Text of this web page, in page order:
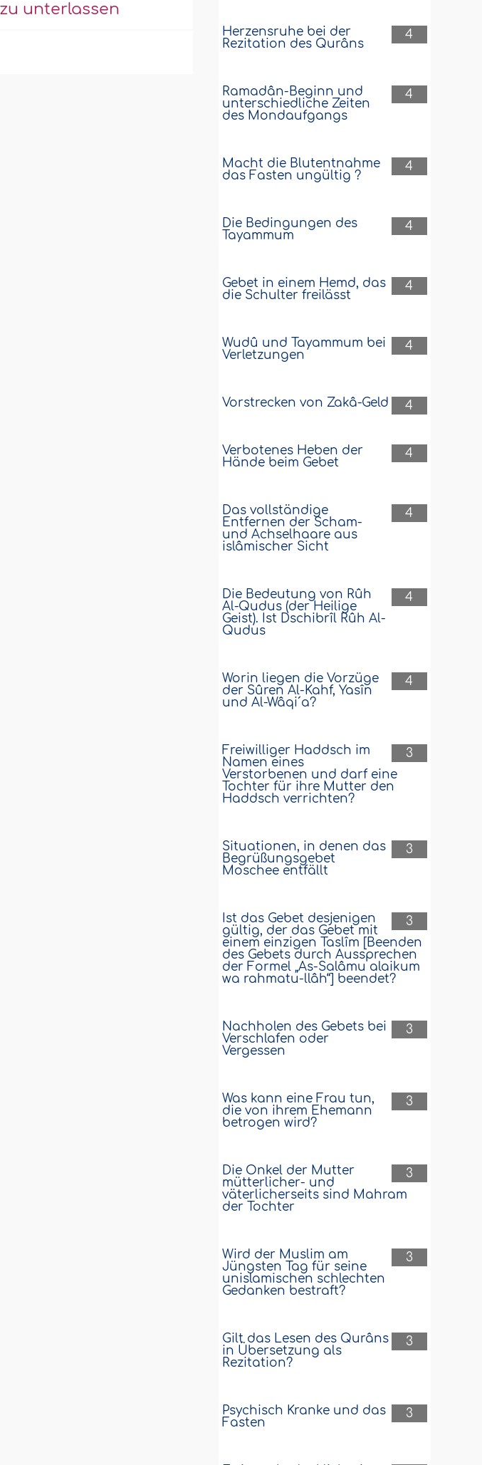
unterlassen
4
Herzensruhe bei der
Rezitation des Qurâns
4
Ramadân-Beginn und
unterschiedliche Zeiten
des Mondaufgangs
4
Macht die Blutentnahme
das Fasten ungültig ?
4
Die Bedingungen des
Tayammum
4
Gebet in einem Hemd, das
die Schulter freilässt
4
Wudû und Tayammum bei
Verletzungen
4
Vorstrecken von Zakâ-Geld
4
Verbotenes Heben der
Hände beim Gebet
4
Das vollständige
Entfernen der Scham-
und Achselhaare aus
islâmischer Sicht
4
Die Bedeutung von Rûh
Al-Qudus (der Heilige
Geist). Ist Dschibrîl Rûh Al-
Qudus
4
Worin liegen die Vorzüge
der Sûren Al-Kahf, Yasîn
und Al-Wâqi´a?
3
Freiwilliger Haddsch im
Namen eines
Verstorbenen und darf eine
Tochter für ihre Mutter den
Haddsch verrichten?
3
Situationen, in denen das
Begrüßungsgebet
Moschee entfällt
3
Ist das Gebet desjenigen
gültig, der das Gebet mit
einem einzigen Taslîm [Beenden
des Gebets durch Aussprechen
der Formel „As-Salâmu alaikum
wa rahmatu-llâh“] beendet?
3
Nachholen des Gebets bei
Verschlafen oder
Vergessen
3
Was kann eine Frau tun,
die von ihrem Ehemann
betrogen wird?
3
Die Onkel der Mutter
mütterlicher- und
väterlicherseits sind Mahram
der Tochter
3
Wird der Muslim am
Jüngsten Tag für seine
unislamischen schlechten
Gedanken bestraft?
3
Gilt das Lesen des Qurâns
in Übersetzung als
Rezitation?
3
Psychisch Kranke und das
Fasten